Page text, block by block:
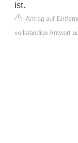
ist.
Antrag auf
vollständige Antwort